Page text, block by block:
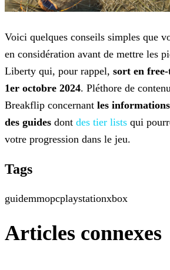
Voici quelques conseils simples que
en considération avant de mettre les
Liberty qui, pour rappel, sort en
1er octobre 2024. Pléthore de
Breakflip concernant les
des guides dont des tier lists qui
votre progression dans le jeu.
Tags
guidemmopcplaystationxbox
Articles connexes